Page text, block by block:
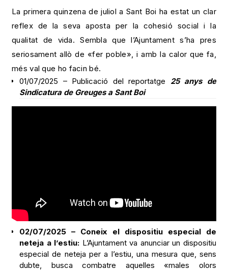
La primera quinzena de juliol a Sant Boi ha estat un clar
reflex de la seva aposta per la cohesió social i la
qualitat de vida. Sembla que l’Ajuntament s’ha pres
seriosament allò de «fer poble», i amb la calor que fa,
més val que ho facin bé.
01/07/2025 – Publicació del reportatge 25 anys de
Sindicatura de Greuges a Sant Boi
02/07/2025 – Coneix el dispositiu especial de
neteja a l’estiu: L’Ajuntament va anunciar un dispositiu
especial de neteja per a l’estiu, una mesura que, sens
dubte, busca combatre aquelles «males olors